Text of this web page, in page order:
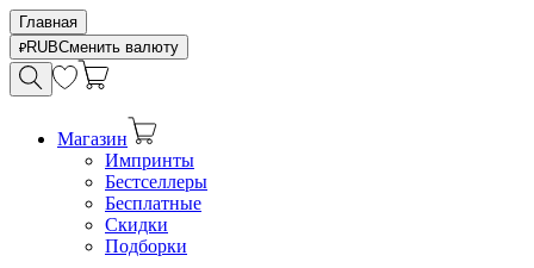
Главная
RUBСменить валюту
Магазин
Импринты
Бестселлеры
Бесплатные
Скидки
Подборки